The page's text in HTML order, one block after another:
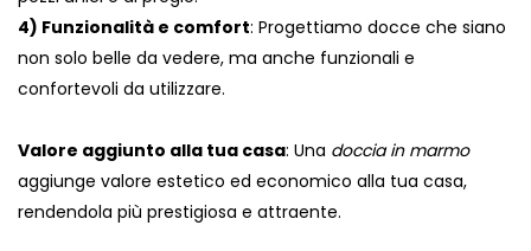
4) Funzionalità e comfort: Progettiamo docce che siano
non solo belle da vedere, ma anche funzionali e
confortevoli da utilizzare.
Valore aggiunto alla tua casa: Una doccia in marmo
aggiunge valore estetico ed economico alla tua casa,
rendendola più prestigiosa e attraente.